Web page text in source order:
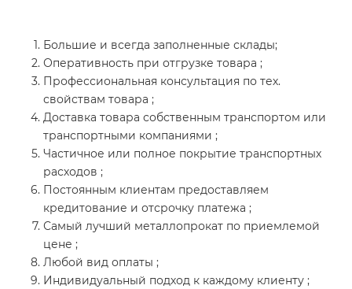
Большие и всегда заполненные склады;
Оперативность при отгрузке товара ;
Профессиональная консультация по тех.
свойствам товара ;
Доставка товара собственным транспортом или
транспортными компаниями ;
Частичное или полное покрытие транспортных
расходов ;
Постоянным клиентам предоставляем
кредитование и отсрочку платежа ;
Самый лучший металлопрокат по приемлемой
цене ;
Любой вид оплаты ;
Индивидуальный подход к каждому клиенту ;